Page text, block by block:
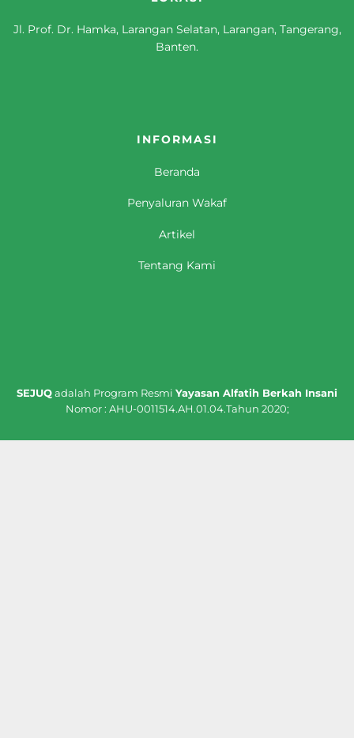
Jl. Prof. Dr. Hamka, Larangan Selatan, Larangan, Tangerang,
Banten.
INFORMASI
Beranda
Penyaluran Wakaf
Artikel
Tentang Kami
SEJUQadalah Program Resmi Yayasan Alfatih Berkah Insani
Nomor : AHU-0011514.AH.01.04.Tahun 2020;